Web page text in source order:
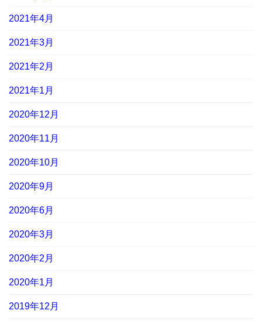
2021年4月
2021年3月
2021年2月
2021年1月
2020年12月
2020年11月
2020年10月
2020年9月
2020年6月
2020年3月
2020年2月
2020年1月
2019年12月